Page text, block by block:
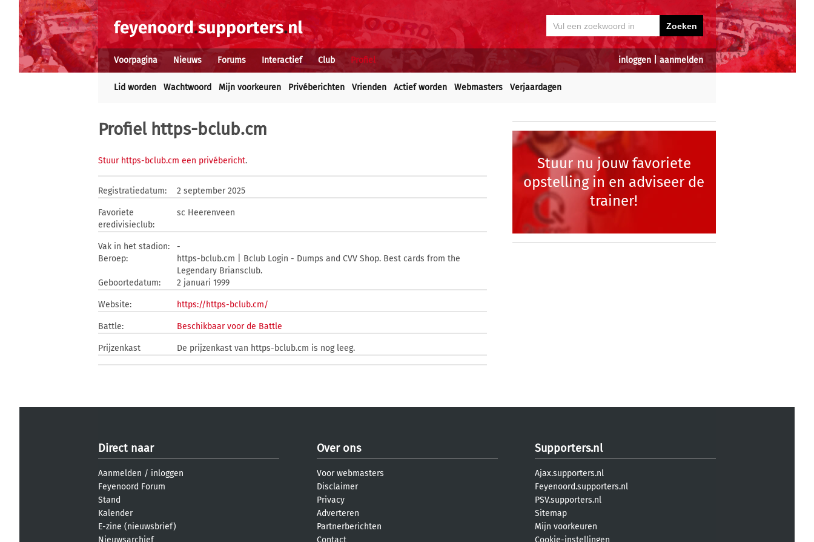
inloggen aanmelden
Voorpagina Nieuws Forums Interactief Club Profiel
Lid worden Wachtwoord Mijn voorkeuren Privéberichten Vrienden Actief worden Webmasters Verjaardagen
Profiel https-bclub.cm
Stuur https-bclub.cm een privébericht.
Registratiedatum: 2 september 2025
Favoriete
eredivisieclub:
sc Heerenveen
Vak in het stadion:
-
Beroep:
https-bclub.cm | Bclub Login - Dumps and CVV Shop. Best cards from the
Legendary Briansclub.
Geboortedatum:
2 januari 1999
Website: https://https-bclub.cm/
Battle: Beschikbaar voor de Battle
Prijzenkast De prijzenkast van https-bclub.cm is nog leeg.
Stuur nu jouw favoriete
opstelling in en adviseer de
trainer!
Direct naar
Aanmelden / inloggen
Feyenoord Forum
Stand
Kalender
E-zine (nieuwsbrief)
Nieuwsarchief
Over ons
Voor webmasters
Disclaimer
Privacy
Adverteren
Partnerberichten
Contact
Supporters.nl
Ajax.supporters.nl
Feyenoord.supporters.nl
PSV.supporters.nl
Sitemap
Mijn voorkeuren
Cookie-instellingen